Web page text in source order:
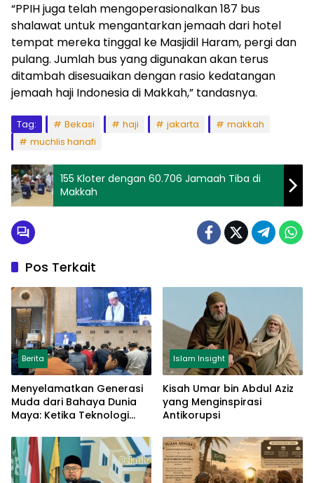
“PPIH juga telah mengoperasionalkan 187 bus
shalawat untuk mengantarkan jemaah dari hotel
tempat mereka tinggal ke Masjidil Haram, pergi dan
pulang. Jumlah bus yang digunakan akan terus
ditambah disesuaikan dengan rasio kedatangan
jemaah haji Indonesia di Makkah,” tandasnya.
Tag: Bekasi haji jakarta
makkah
muchlis hanafi
155 Kloter dengan 60.706 Jamaah Tiba di
Makkah
Pos Terkait
Berita
Menyelamatkan Generasi
Muda dari Bahaya Dunia
Maya: Ketika Teknologi
Nilai Takwa
Islam Insight
Kisah Umar bin Abdul Aziz
yang Menginspirasi
Antikorupsi